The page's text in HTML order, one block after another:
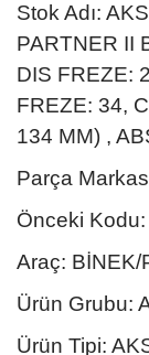
Stok Adı:
PARTNER II
DIS FREZE:
FREZE: 34,
134 MM) ,
Parça
Önceki Kodu:
Araç: BİNEK/
Ürün Grubu:
Ürün Tipi: